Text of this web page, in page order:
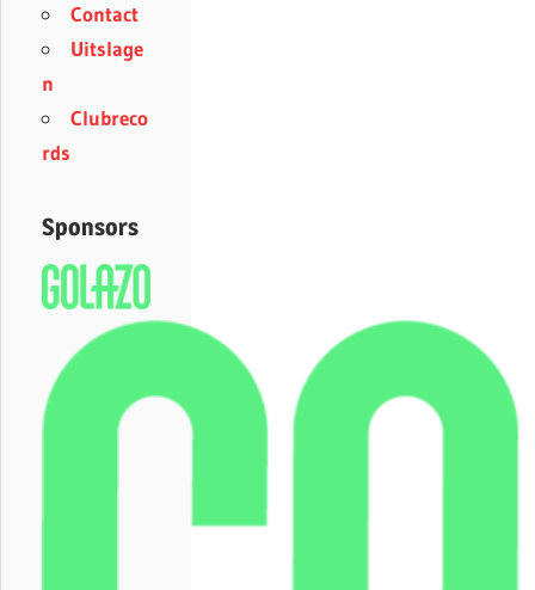
Contact
Uitslage
n
Clubreco
rds
Sponsors